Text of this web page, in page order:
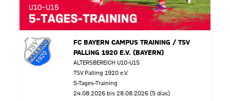
FC BAYERN CAMPUS TRAINING / TSV
PALLING 1920 E.V. (BAYERN)
ALTERSBEREICH U10-U15
TSV Palling 1920 e.V.
5-Tages-Training
24.08.2026 bis 28.08.2026 (5 días)